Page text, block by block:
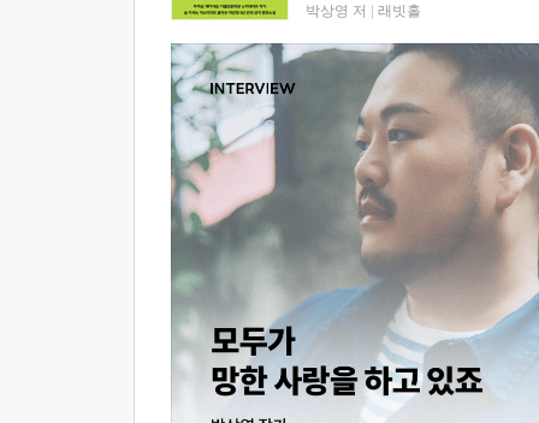
박상영 저 래빗홀